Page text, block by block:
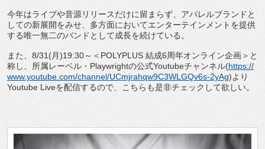
今年はライブや音源リリースだけに留まらず、アパレルブランドと
しての新展開をみせ、多方面においてエンターテインメントを提供
する唯一無二のバンドとして成長を続けている。
また、8/31(月)19:30～＜POLYPLUS 結成6周年オンライン企画＞と
称し、所属レーベル・Playwrightの公式Youtubeチャンネル(https://
www.youtube.com/channel/UCmjrahqw9C3WLGQv6s-2yAg)より
Youtube Liveを配信するので、こちらも是非チェックして欲しい。